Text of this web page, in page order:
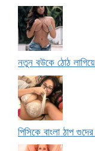
নতুন বউকে ঠোঠ
পিসিকে বাংলা ঠাপ